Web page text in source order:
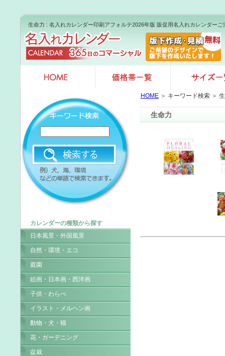
生命力 : 名入れカレンダー印刷アフォルテ2026年版 販促用名入れカレンダーご
カレンダーの種類から探す
日本風景・外国風景
自然・環境・エコ
庭園
絵画・日本画・西洋画
子供・わらべ
イラスト・メルヘン画
動物・犬・猫
花・ガーデニング
盆栽
HOME ＞ キーワード検索 ＞
生命力